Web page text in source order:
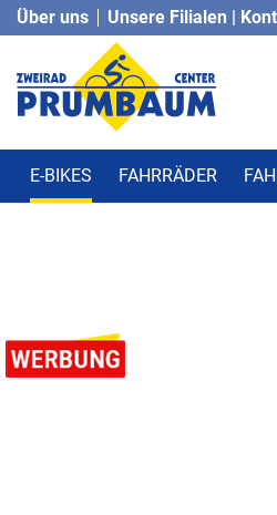
Über uns Unsere Filialen |
E-BIKES FAHRRÄDER